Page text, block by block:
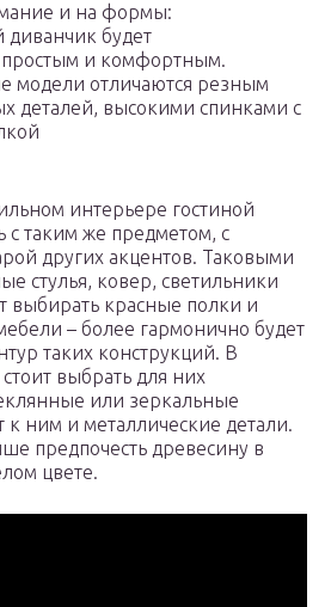
и на формы:
диванчик будет
и комфортным.
модели отличаются резным
деталей, высокими спинками с
интерьере гостиной
с таким же предметом, с
других акцентов. Таковыми
стулья, ковер, светильники
выбирать красные полки и
– более гармонично будет
таких конструкций. В
выбрать для них
или зеркальные
к ним и металлические детали.
предпочесть древесину в
цвете.